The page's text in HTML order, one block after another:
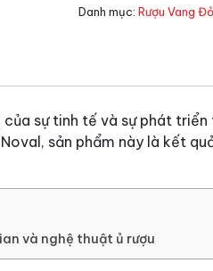
Port
Danh mục: Rượu Vang Đỏ
sự tinh tế và sự phát
sản phẩm này là kết
và nghệ thuật ủ rượu